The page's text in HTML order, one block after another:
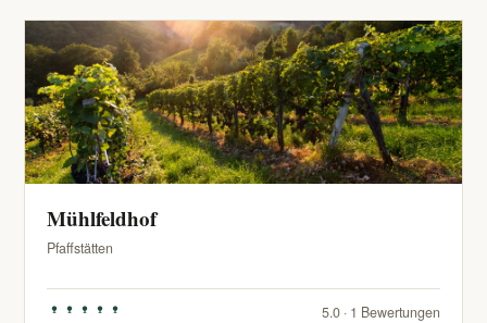
Mühlfeldhof
Pfaffstätten
5.0 · 1 Bewertungen